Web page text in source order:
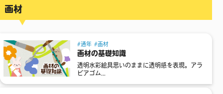
画材
通年 画材
画材の基礎知識
透明水彩絵具思いのままに透明感を表現。アラ
ビアゴム...